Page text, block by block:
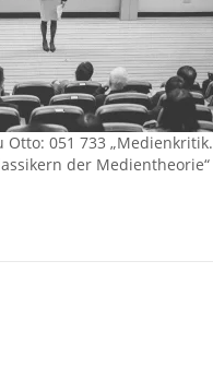
Otto: 051 733 „Medienkritik.
der Medientheorie“